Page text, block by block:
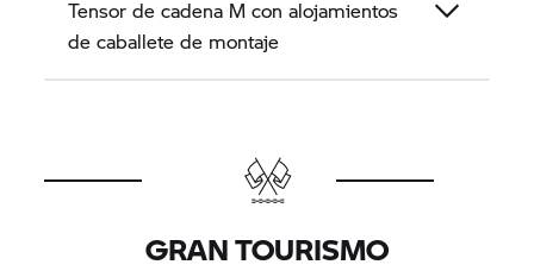
Tensor de cadena M con alojamientos
de caballete de montaje
GRAN TOURISMO